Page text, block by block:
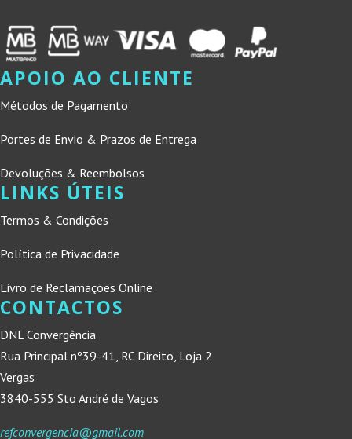
APOIO AO CLIENTE
Métodos de Pagamento
Portes de Envio & Prazos de Entrega
Devoluções & Reembolsos
LINKS ÚTEIS
Termos & Condições
Política de Privacidade
Livro de Reclamações Online
CONTACTOS
DNL Convergência
Rua Principal nº39-41, RC Direito, Loja 2
Vergas
3840-555 Sto André de Vagos
refconvergencia@gmail.com